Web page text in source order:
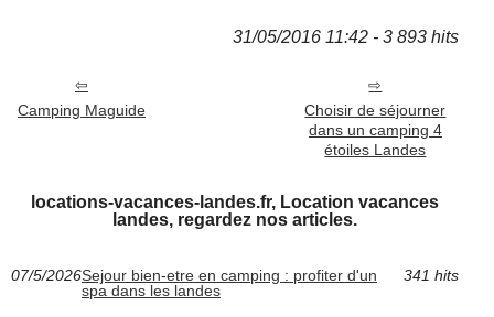
31/05/2016 11:42 - 3 893 hits
Camping Maguide
Choisir de séjourner
dans un camping 4
étoiles Landes
locations-vacances-landes.fr, Location vacances
landes, regardez nos articles.
07/5/2026Sejour bien-etre en camping : profiter d'un
spa dans les landes
341 hits